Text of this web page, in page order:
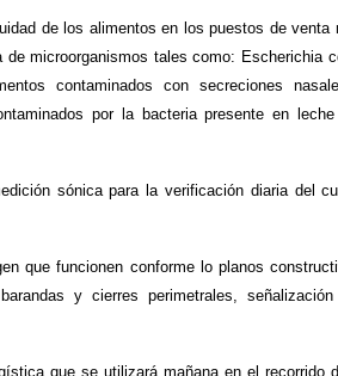
de los alimentos en los puestos de venta
microorganismos tales como: Escherichia
contaminados con secreciones
por la bacteria presente en
sónica para la verificación diaria del
que funcionen conforme lo planos
y cierres perimetrales,
que se utilizará mañana en el recorrido